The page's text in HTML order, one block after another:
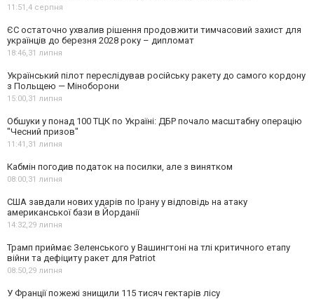
11:51,4 серпня
ЄС остаточно ухвалив рішення продовжити тимчасовий захист для
українців до березня 2028 року – дипломат
18:46,31 липня
Український пілот переслідував російську ракету до самого кордону
з Польщею — Міноборони
15:00,31 липня
Обшуки у понад 100 ТЦК по Україні: ДБР почало масштабну операцію
"Чесний призов"
11:41,31 липня
Кабмін погодив податок на посилки, але з винятком
08:00,31 липня
США завдали нових ударів по Ірану у відповідь на атаку
американської бази в Йорданії
14:32,29 липня
Трамп приймає Зеленського у Вашингтоні на тлі критичного етапу
війни та дефіциту ракет для Patriot
08:50,29 липня
У Франції пожежі знищили 115 тисяч гектарів лісу